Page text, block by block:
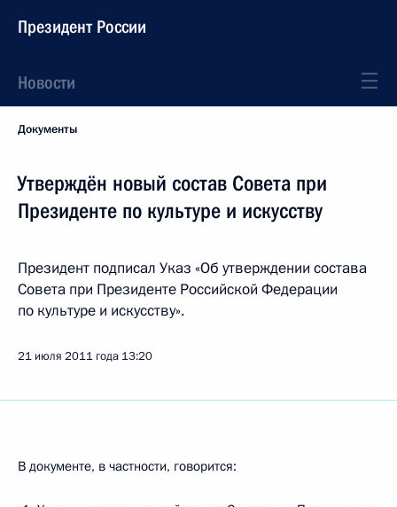
Президент России
Новости
Документы
Утверждён новый состав Совета при
Президенте по культуре и искусству
Президент подписал Указ «Об утверждении состава
Совета при Президенте Российской Федерации
по культуре и искусству».
21 июля 2011 года 13:20
В документе, в частности, говорится: